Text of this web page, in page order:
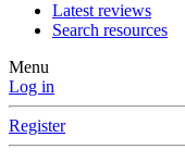
Latest reviews
Search resources
Menu
Log in
Register